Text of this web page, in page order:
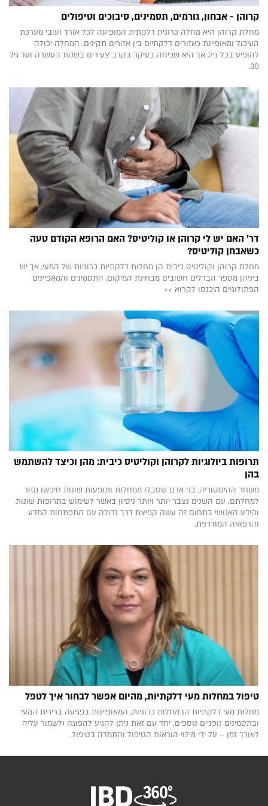
קרוהן - אבחון, גורמים, תסמינים, סיבוכים וטיפולים
מחלת קרוהן היא מחלה כרונית דלקתית המופיעה לכל אורך ועובי מערכת
העיכול ומאופיינת כאזורים דלקתיים בין אזורים תקינים. המחלה יכולה
להופיע בכל גיל, אך היא שכיחה בעיקר בקרב צעירים בשנות העשרה ועד גיל
30.
דר' האם יש לי קרוהן או קוליטיס? האם הרופא הקודם טעה
כשאבחן קוליטיס?
מחלת קרוהן וקוליטיס כיבית הן מחלות דלקתיות כרוניות של המעי, אך יש
ביניהן מספר הבדלים חשובים מבחינת המיקום, התסמינים והמאפיינים
הפתולוגיים היכנסו לקרוא >>
תרופות ביולוגיות לקרוהן וקוליטיס כיבית: מהן וכיצד להשתמש
בהן
משחר ההיסטוריה, בני אדם שסבלו ממחלות ותופעות שונות חיפשו מזור
למחלתם. עם השנים נצבר יותר ויותר ניסיון באשר לשימוש בתרופות שונות
והידע האנושי בתחום זה עשה קפיצת דרך גדולה עם התפתחות המדע
והרפואה המודרנית.
טיפול במחלות מעי דלקתיות, מהיום אפשר לבחור איך לטפל
מחלות מעי דלקתיות הן מחלות כרוניות, המאופיינות בפגיעה ברירית המעי
ובתסמינים גופניים נוספים. יחד עם זאת ניתן להגיע להפוגה ולשמור עליה
לאורך זמן – על ידי מילוי הוראות הטיפול והתמדה בטיפול.